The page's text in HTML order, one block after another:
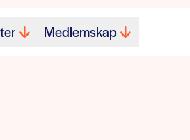
Medlemskap